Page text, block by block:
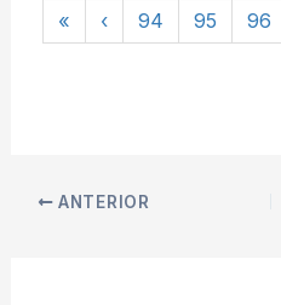
« ‹ 94 95 96
ANTERIOR